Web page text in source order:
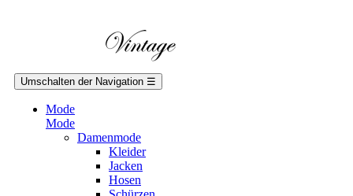
Umschalten der Navigation ☰
Mode
Mode
Damenmode
Kleider
Jacken
Hosen